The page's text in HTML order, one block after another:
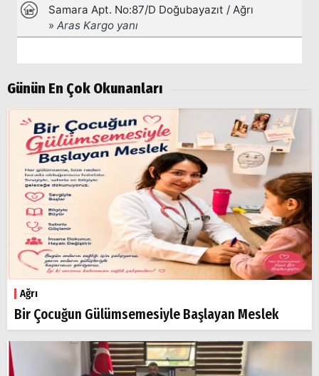
Günün En Çok Okunanları
Ağrı
Bir Çocuğun Gülümsemesiyle Başlayan Meslek
Aramalar:
Doğubayazıt